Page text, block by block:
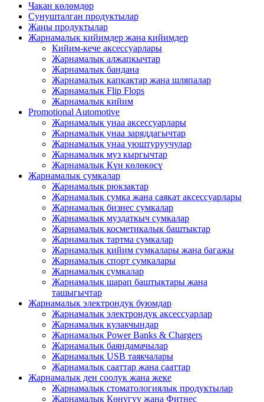
Чакан көлөмдөр
Сунушталган продуктылар
Жаңы продуктылар
Жарнамалык кийимдер жана кийимдер
Кийим-кече аксессуарлары
Жарнамалык алжапкычтар
Жарнамалык бандана
Жарнамалык капкактар ​​жана шляпалар
Жарнамалык Flip Flops
Жарнамалык кийим
Promotional Automotive
Жарнамалык унаа аксессуарлары
Жарнамалык унаа заряддагычтар
Жарнамалык унаа уюштуруучулар
Жарнамалык муз кыргычтар
Жарнамалык Күн көлөкөсү
Жарнамалык сумкалар
Жарнамалык рюкзактар
Жарнамалык сумка жана саякат аксессуарлары
Жарнамалык бизнес сумкалар
Жарнамалык муздаткыч сумкалар
Жарнамалык косметикалык баштыктар
Жарнамалык тартма сумкалар
Жарнамалык кийим сумкалары жана багажы
Жарнамалык спорт сумкалары
Жарнамалык сумкалар
Жарнамалык шарап баштыктары жана
ташыгычтар
Жарнамалык электрондук буюмдар
Жарнамалык электрондук аксессуарлар
Жарнамалык кулакчындар
Жарнамалык Power Banks & Chargers
Жарнамалык баяндамачылар
Жарнамалык USB таякчалары
Жарнамалык сааттар жана сааттар
Жарнамалык ден соолук жана жеке
Жарнамалык стоматологиялык продуктылар
Жарнамалык Көнүгүү жана Фитнес